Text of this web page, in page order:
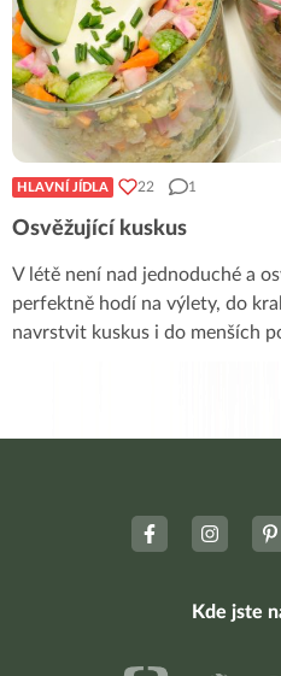
HLAVNÍ JÍDLA 22 1
Osvěžující kuskus
V létě není nad jednoduché a
perfektně hodí na výlety, do
navrstvit kuskus i do menších
Kde jste